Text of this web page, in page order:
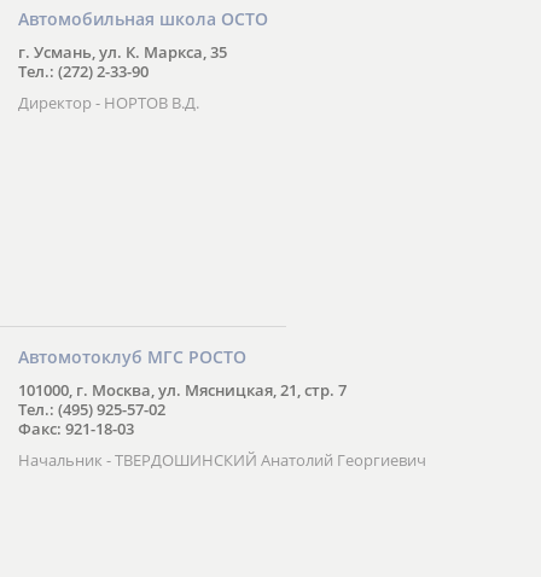
Автомобильная школа ОСТО
г. Усмань, ул. К. Маркса, 35
Тел.: (272) 2-33-90
Директор - НОРТОВ В.Д.
Автомотоклуб МГС РОСТО
101000, г. Москва, ул. Мясницкая, 21, стр. 7
Тел.: (495) 925-57-02
Факс: 921-18-03
Начальник - ТВЕРДОШИНСКИЙ Анатолий Георгиевич